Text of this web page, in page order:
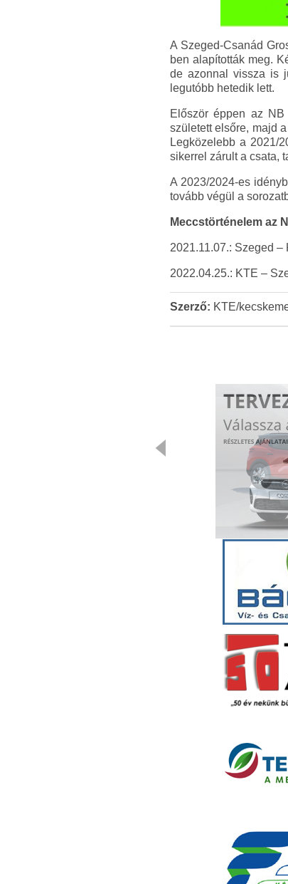
A Szeged-Csanád
ben alapították meg.
de azonnal vissza is
legutóbb hetedik lett.
Először éppen az
született elsőre, majd
Legközelebb a 2021/
sikerrel zárult a csata,
A 2023/2024-es
tovább végül a
Meccstörténelem az
2021.11.07.: Szeged –
2022.04.25.: KTE –
Szerző: KTE/